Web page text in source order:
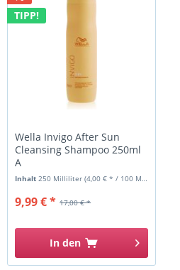
TIPP!
Wella Invigo After Sun
Cleansing Shampoo 250ml
A
Inhalt250 Milliliter(4,00 € * / 100 Milliliter)
17,00 € *
9,99 € *
In den